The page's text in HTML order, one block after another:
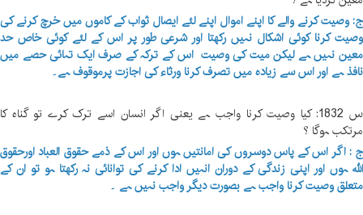
ج: وصیت کرنے والے کا اپنے اموال اپنے لئے ایصال ثواب کے کاموں میں خرچ کرنے کی
وصیت کرنا کوئی اشکال نہیں رکھتا اور شرعی طور پر اس کے لئے کوئی خاص حد
معین نہیں ہے لیکن میت کی وصیت اس کے ترکہ کے صرف ایک تہائی حصے میں
نافذ ہے اور اس سے زیادہ میں تصرف کرنا ورثاء کی اجازت پرموقوف ہے۔
س 1832: کیا وصیت کرنا واجب ہے یعنی اگر انسان اسے ترک کرے تو گناہ کا
مرتکب ہوگا ؟
ج : اگر اس کے پاس دوسروں کی امانتیں ہوں اور اس کے ذمے حقوق العباد اورحقوق
اللہ ہوں اور اپنی زندگی کے دوران انہیں ادا کرنے کی توانائی نہ رکھتا ہو تو ان کے
متعلق وصیت کرنا واجب ہے بصورت دیگر واجب نہیں ہے ۔